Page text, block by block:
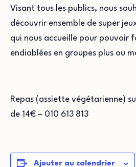
Visant tous les publics, nous
découvrir ensemble de super
qui nous accueille pour pouvoir
endiablées en groupes plus ou
Repas (assiette végétarienne)
de 14€ – 010 613 813
Ajouter au calendrier